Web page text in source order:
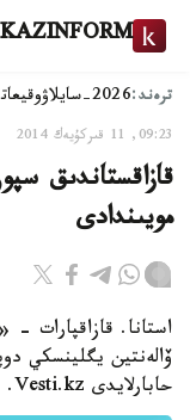
KAZINFORM
ترەند:2026-سايلاۋ وقيعا
09:23, 11 قىركۇيەك 2014
قازاقستاندىق
مويىندادى
استانا. قازاقپارات -
ۆالەنتين يگلينسكي
حابارلايدى Vesti.kz.